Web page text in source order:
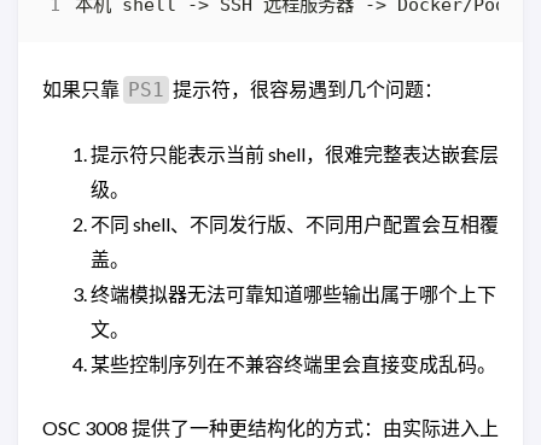
如果只靠 PS1 提示符，很容易遇到几个问题：
提示符只能表示当前 shell，很难完整表达嵌套层
级。
不同 shell、不同发行版、不同用户配置会互相覆
盖。
终端模拟器无法可靠知道哪些输出属于哪个上下
文。
某些控制序列在不兼容终端里会直接变成乱码。
OSC 3008 提供了一种更结构化的方式：由实际进入上